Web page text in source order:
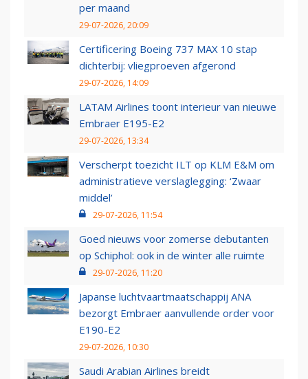
per maand
29-07-2026, 20:09
Certificering Boeing 737 MAX 10 stap
dichterbij: vliegproeven afgerond
29-07-2026, 14:09
LATAM Airlines toont interieur van nieuwe
Embraer E195-E2
29-07-2026, 13:34
Verscherpt toezicht ILT op KLM E&M om
administratieve verslaglegging: ‘Zwaar
middel’
29-07-2026, 11:54
Goed nieuws voor zomerse debutanten
op Schiphol: ook in de winter alle ruimte
29-07-2026, 11:20
Japanse luchtvaartmaatschappij ANA
bezorgt Embraer aanvullende order voor
E190-E2
29-07-2026, 10:30
Saudi Arabian Airlines breidt